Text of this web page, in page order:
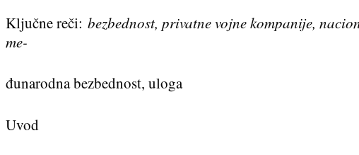
Ključne reči: bezbednost, privatne vojne kompanije,
me-
đunarodna bezbednost, uloga
Uvod